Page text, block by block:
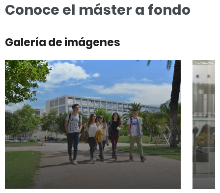
Conoce el máster a fondo
Galería de imágenes